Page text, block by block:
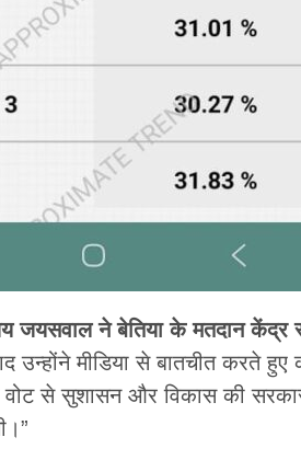
जयसवाल ने बेतिया के मतदान केंद्र
उन्होंने मीडिया से बातचीत करते हुए
से सुशासन और विकास की सरकार